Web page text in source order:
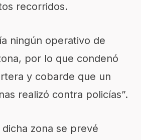
recorridos.
ningún operativo de
por lo que condenó
y cobarde que un
realizó contra policías”.
zona se prevé